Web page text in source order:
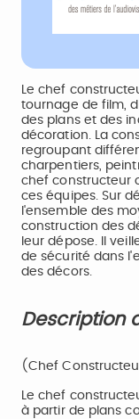
Le chef
tournage de film,
des plans et des
décoration. La
regroupant
charpentiers,
chef constructeur
ces équipes. Sur
l'ensemble des
construction des
leur dépose. Il
de sécurité dans
des décors.
Description
(Chef
Le chef
à partir de plans